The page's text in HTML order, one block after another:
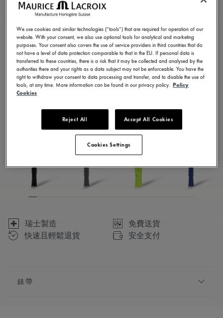
橙色橡膠錶帶
ML822-005080
1,800.00 HK$ 含增值稅
聯絡我們
瑞士製造
免費送貨
快速且輕鬆退貨
安全支付
錶帶
We use cookies and similar technologies (“tools”) that are required for operation of our
website. With your consent, we also use optional tools for analytical and marketing
purposes. Your consent also covers the use of service providers in third countries that do
not have a level of data protection comparable to that in the EU. If personal data is
transferred to these countries, there is a risk that it may be collected and analysed by the
authorities there and your rights as a data subject may not be enforceable. You have the
right to withdraw your consent to data processing and transfer, and to disable the use of
tools, at any time. More information can be found in our privacy policy. Policy
Cookies
Reject All Accept All Cookies
Cookies Settings